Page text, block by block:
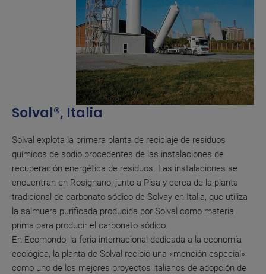
Solval®, Italia
Solval explota la primera planta de reciclaje de residuos
químicos de sodio procedentes de las instalaciones de
recuperación energética de residuos. Las instalaciones se
encuentran en Rosignano, junto a Pisa y cerca de la planta
tradicional de carbonato sódico de Solvay en Italia, que utiliza
la salmuera purificada producida por Solval como materia
prima para producir el carbonato sódico.
En Ecomondo, la feria internacional dedicada a la economía
ecológica, la planta de Solval recibió una «mención especial»
como uno de los mejores proyectos italianos de adopción de